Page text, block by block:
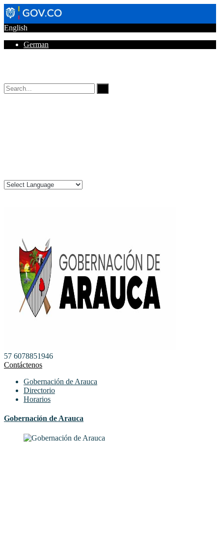
English
German
57 6078851946
Contáctenos
Gobernación de Arauca
Directorio
Horarios
Gobernación de Arauca